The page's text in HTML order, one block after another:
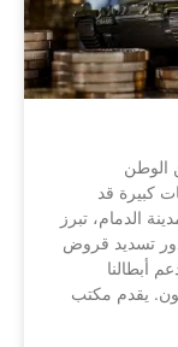
الوطن
كبيرة قد
الدمام، تبرز
تسديد قروض
أبطالنا
يقدم مكتب